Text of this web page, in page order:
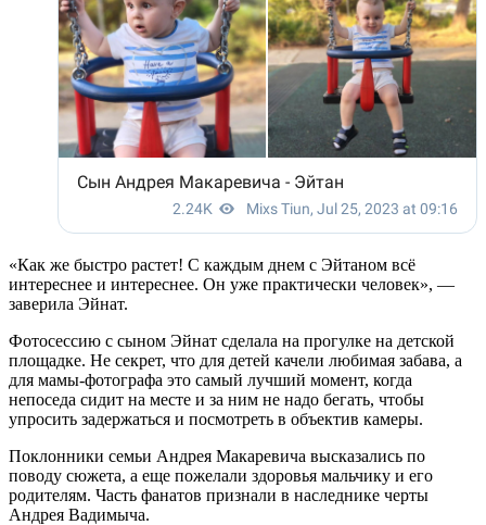
«Как же быстро растет! С каждым днем с Эйтаном всё
интереснее и интереснее. Он уже практически человек», —
заверила Эйнат.
Фотосессию с сыном Эйнат сделала на прогулке на детской
площадке. Не секрет, что для детей качели любимая забава, а
для мамы-фотографа это самый лучший момент, когда
непоседа сидит на месте и за ним не надо бегать, чтобы
упросить задержаться и посмотреть в объектив камеры.
Поклонники семьи Андрея Макаревича высказались по
поводу сюжета, а еще пожелали здоровья мальчику и его
родителям. Часть фанатов признали в наследнике черты
Андрея Вадимыча.